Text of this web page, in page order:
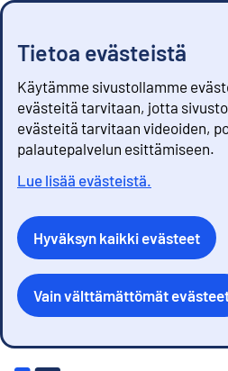
Tietoa evästeistä
Käytämme sivustollamme
evästeitä tarvitaan, jotta
evästeitä tarvitaan videoiden,
palautepalvelun esittämiseen.
Lue lisää evästeistä.
Hyväksyn kaikki evästeet
Vain välttämättömät